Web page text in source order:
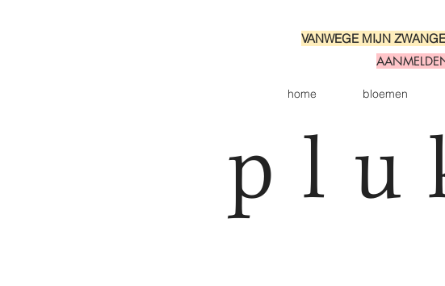
VANWEGE MIJN
home bloemen